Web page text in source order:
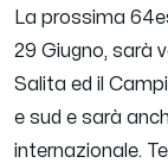
La prossima
29 Giugno, sarà
Salita ed il
e sud e sarà
internazionale.